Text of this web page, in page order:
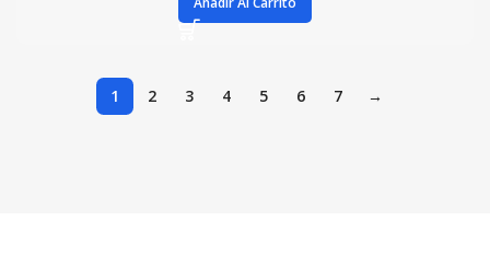
1 2 3 4 5 6 7 →